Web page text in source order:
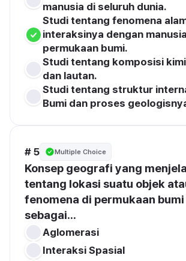
manusia di seluruh dunia.
Studi tentang fenomena
interaksinya dengan
permukaan bumi.
Studi tentang komposisi
dan lautan.
Studi tentang struktur
Bumi dan proses
# 5 Multiple Choice
Konsep geografi yang
tentang lokasi suatu objek
fenomena di permukaan
sebagai...
Aglomerasi
Interaksi Spasial